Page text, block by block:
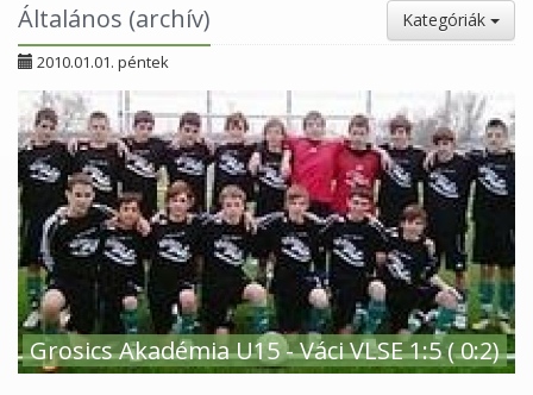
Általános (archív) Kategóriák
2010.01.01. péntek
Grosics Akadémia U15 - Váci VLSE 1:5 ( 0:2)